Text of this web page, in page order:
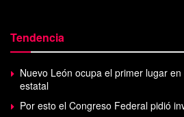
Tendencia
Nuevo León ocupa el primer lugar
estatal
Por esto el Congreso Federal pidió